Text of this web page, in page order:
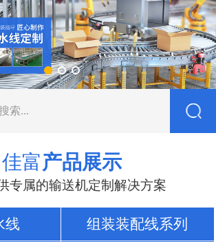
佳富产品展示
专属的输送机定制解决方案
线 组装装配线系列